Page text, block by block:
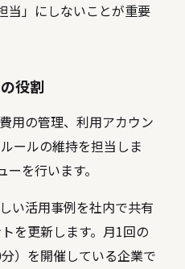
当」にしないことが重要
役割
用の管理、利用アカウン
ールの維持を担当しま
を行います。
い活用事例を社内で共有
を更新します。月1回の
）を開催している企業で